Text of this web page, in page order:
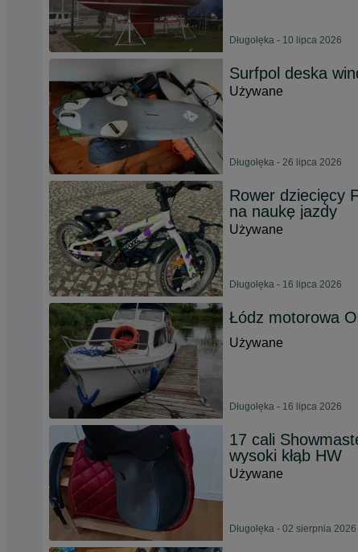
Długołęka - 10 lipca 2026
Surfpol deska
Używane
Długołęka - 26 lipca 2026
Rower dziecięcy
na naukę jazdy
Używane
Długołęka - 16 lipca 2026
Łódz motorowa
Używane
Długołęka - 16 lipca 2026
17 cali
wysoki kłąb HW
Używane
Długołęka - 02 sierpnia 2026